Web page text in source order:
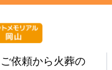
ご依頼から火葬の